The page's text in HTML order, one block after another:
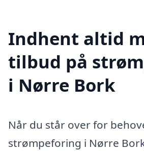
Indhent altid
tilbud på
i Nørre Bork
Når du står over for
strømpeforing i Nørre